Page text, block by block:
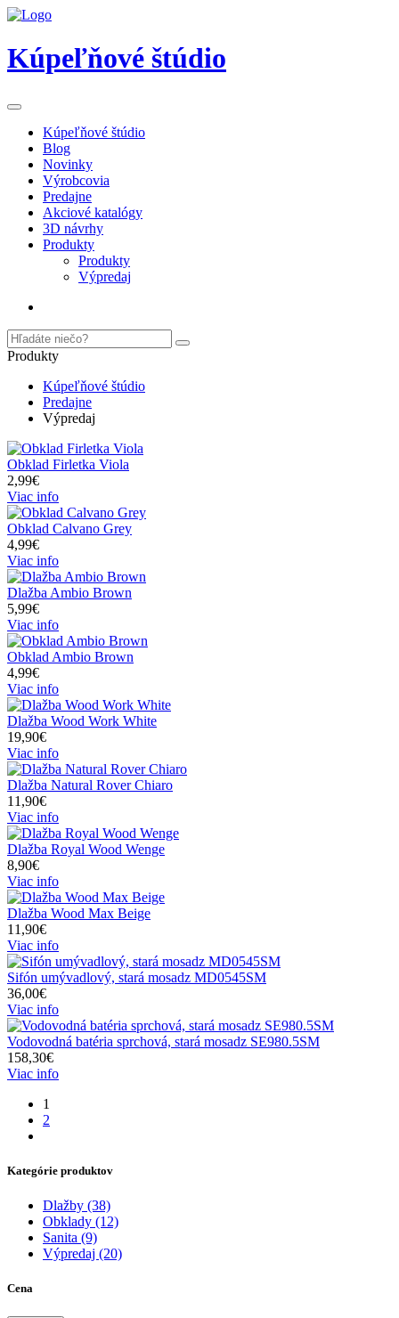
Kúpeľňové štúdio
Kúpeľňové štúdio
Blog
Novinky
Výrobcovia
Predajne
Akciové katalógy
3D návrhy
Produkty
Produkty
Výpredaj
Produkty
Kúpeľňové štúdio
Predajne
Výpredaj
Obklad Firletka Viola
2,99€
Viac info
Obklad Calvano Grey
4,99€
Viac info
Dlažba Ambio Brown
5,99€
Viac info
Obklad Ambio Brown
4,99€
Viac info
Dlažba Wood Work White
19,90€
Viac info
Dlažba Natural Rover Chiaro
11,90€
Viac info
Dlažba Royal Wood Wenge
8,90€
Viac info
Dlažba Wood Max Beige
11,90€
Viac info
Sifón umývadlový, stará mosadz MD0545SM
36,00€
Viac info
Vodovodná batéria sprchová, stará mosadz SE980.5SM
158,30€
Viac info
1
2
Kategórie produktov
Dlažby (38)
Obklady (12)
Sanita (9)
Výpredaj (20)
Cena